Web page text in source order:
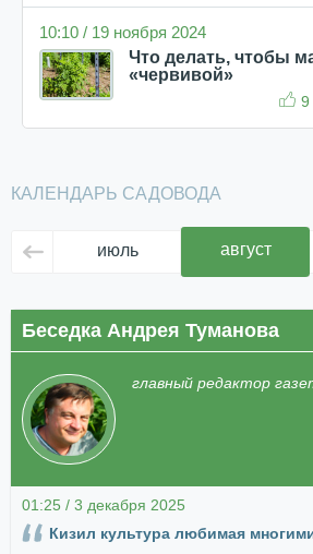
10:10 / 19 ноября 2024
Что делать, чтобы
«червивой»
9
КАЛЕНДАРЬ САДОВОДА
июль август
Беседка Андрея Туманова
главный редактор
01:25 / 3 декабря 2025
Кизил культура любимая